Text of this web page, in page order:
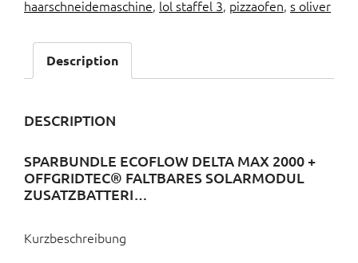
haarschneidemaschine, lol staffel 3, pizzaofen, s oliver
Description
DESCRIPTION
SPARBUNDLE ECOFLOW DELTA MAX 2000 +
OFFGRIDTEC® FALTBARES SOLARMODUL
ZUSATZBATTERI…
Kurzbeschreibung